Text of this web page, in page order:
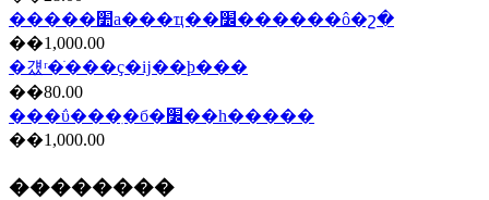
�����׺а���ҵ��׼������ô�շ�
��1,000.00
�걨ʳ�ֺ���ҫ�ĳ��ϸ���
��80.00
���ΰ���ִ�б�׼��һ�����
��1,000.00
��������